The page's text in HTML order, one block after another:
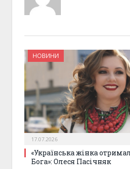
НОВИНИ
17.07.2026
«Українська жінка
Бога»: Олеся Пасічняк